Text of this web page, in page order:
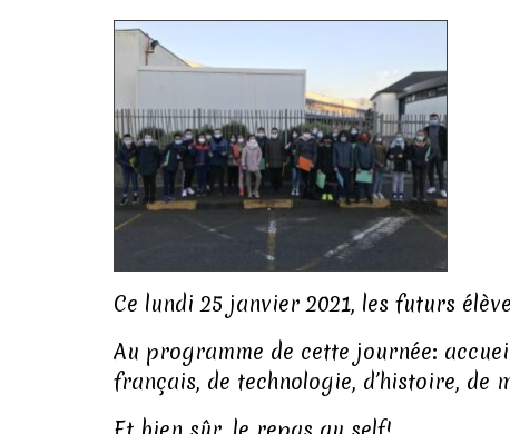
Ce lundi 25 janvier 2021, les futurs
Au programme de cette journée:
français, de technologie, d’histoire, de